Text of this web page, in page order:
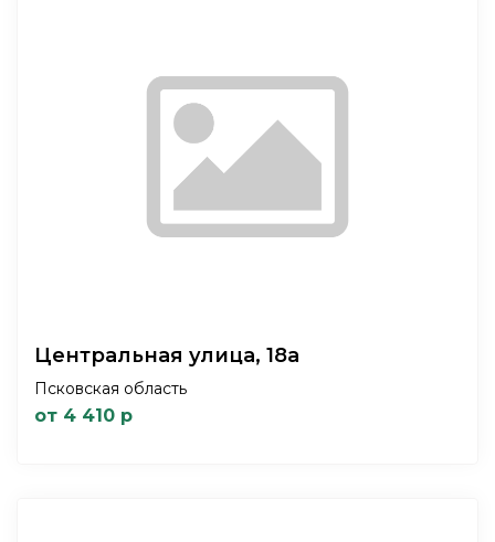
Центральная улица, 18а
Псковская область
от 4 410 р